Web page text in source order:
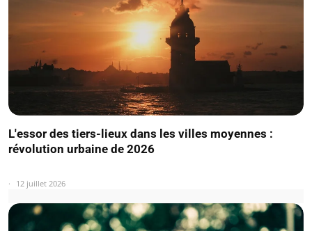
L'essor des tiers-lieux dans les villes moyennes :
révolution urbaine de 2026
12 juillet 2026